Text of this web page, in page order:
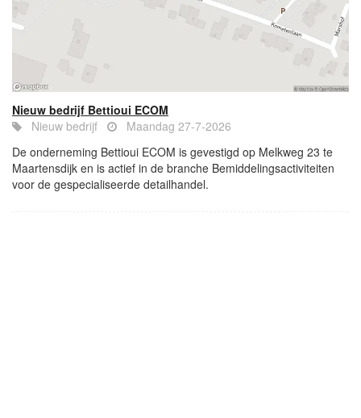
Nieuw bedrijf Bettioui ECOM
Nieuw bedrijf
Maandag 27-7-2026
De onderneming Bettioui ECOM is gevestigd op Melkweg 23 te
Maartensdijk en is actief in de branche Bemiddelingsactiviteiten
voor de gespecialiseerde detailhandel.